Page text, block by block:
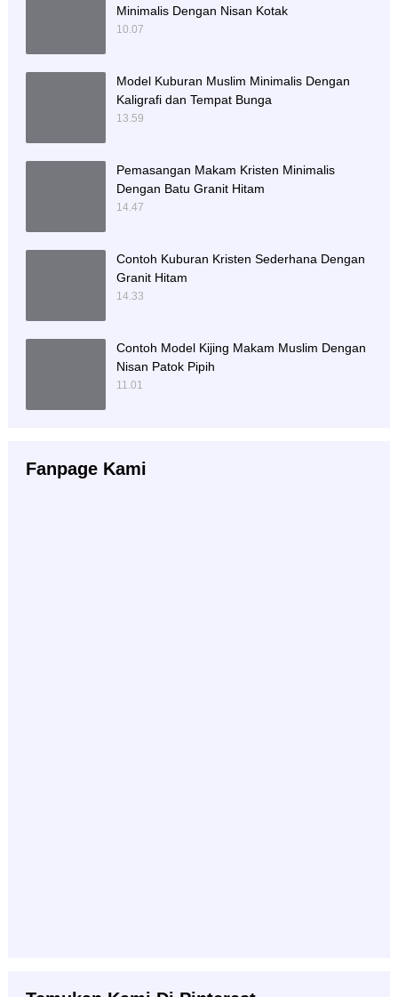
Minimalis Dengan Nisan Kotak
10.07
Model Kuburan Muslim Minimalis Dengan
Kaligrafi dan Tempat Bunga
13.59
Pemasangan Makam Kristen Minimalis
Dengan Batu Granit Hitam
14.47
Contoh Kuburan Kristen Sederhana Dengan
Granit Hitam
14.33
Contoh Model Kijing Makam Muslim Dengan
Nisan Patok Pipih
11.01
Fanpage Kami